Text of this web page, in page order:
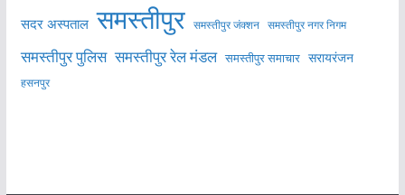
सदर अस्पताल समस्तीपुर समस्तीपुर जंक्शन समस्तीपुर नगर निगम
समस्तीपुर पुलिस समस्तीपुर रेल मंडल समस्तीपुर समाचार सरायरंजन
हसनपुर